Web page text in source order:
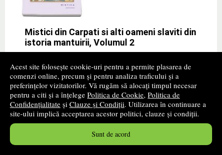
Acest site folosește cookie-uri pentru a permite plasarea de
comenzi online, precum și pentru analiza traficului și a
preferințelor vizitatorilor. Vă rugăm să alocați timpul necesar
pentru a citi și a înțelege Politica de Cookie, Politica de
Confidențialitate și Clauze și Condiții. Utilizarea în continuare a
site-ului implică acceptarea acestor politici, clauze și condiții.
Sunt de acord
Mistici din Carpati si alti oameni slaviti din
istoria mantuirii, Volumul 2
Editura:MISTICA - 2013
„Niciodata n-o sa ating nivelul spiritual pe care l-am
avut in inchisori“, spunea un mistic proeminent de
la„Rugul Aprins“, care, in ani multi de temnita, prin
exercitii spirituale, a supravietuit» ...mai mult
22,40lei